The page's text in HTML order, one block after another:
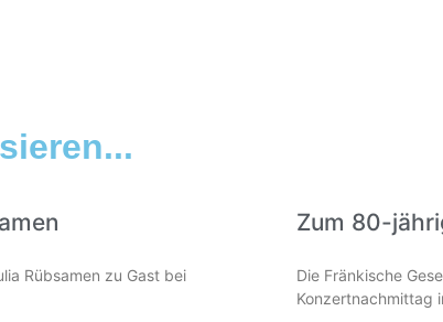
Rübsamen zu Gast bei
Zum 80-
Die Fränkische
Konzertnachmittag